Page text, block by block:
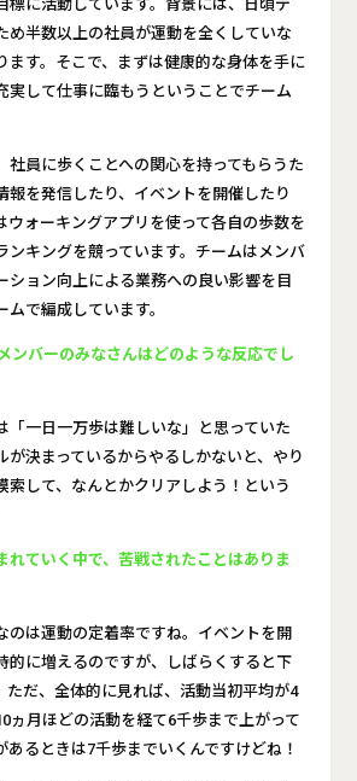
標に活動しています。背景には、日頃デ
め半数以上の社員が運動を全くしていな
ます。そこで、まずは健康的な身体を手に
実して仕事に臨もうということでチーム
社員に歩くことへの関心を持ってもらうた
報を発信したり、イベントを開催したり
ウォーキングアプリを使って各自の歩数を
ンキングを競っています。チームはメンバ
ション向上による業務への良い影響を目
で編成しています。
ンバーのみなさんはどのような反応でし
「一日一万歩は難しいな」と思っていた
が決まっているからやるしかないと、やり
索して、なんとかクリアしよう！という
れていく中で、苦戦されたことはありま
のは運動の定着率ですね。イベントを開
的に増えるのですが、しばらくすると下
ただ、全体的に見れば、活動当初平均が4
ヵ月ほどの活動を経て6千歩まで上がって
あるときは7千歩までいくんですけどね！